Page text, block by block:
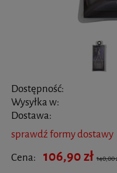
Dostępność:
Wysyłka w:
Dostawa:
Cena nie zawiera ewentualnych
sprawdź formy dostawy
Cena:
106,90 zł 140,00